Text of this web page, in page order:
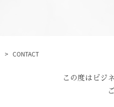
> CONTACT
この度はビジ